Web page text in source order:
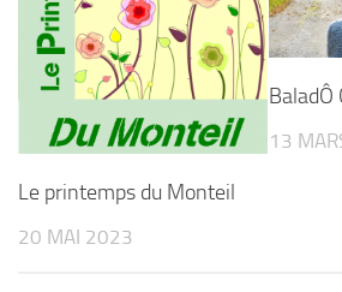
Le printemps du Monteil
20 MAI 2023
BaladÔ
13